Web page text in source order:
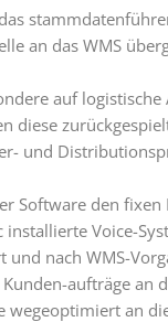
an das WMS
auf
diese
und
Software den
Voice-
nach WMS-
aufträge
an